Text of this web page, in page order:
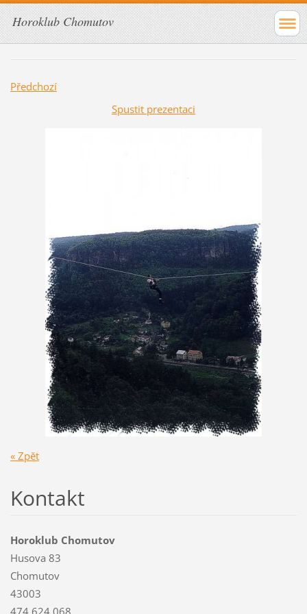
Horoklub Chomutov
Předchozí
Spustit prezentaci
« Zpět
Kontakt
Horoklub Chomutov
Husova 83
Chomutov
43003
474 624 068